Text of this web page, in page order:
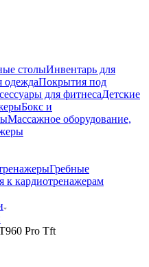
столыИнвентарь для
одеждаПокрытия под
для фитнесаДетские
Бокс и
Массажное оборудование,
Гребные
к кардиотренажерам
Pro Tft